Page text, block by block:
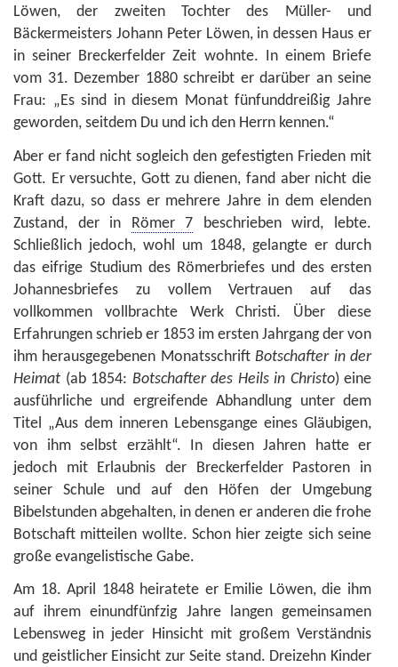
Löwen, der zweiten Tochter des Müller- und
Bäckermeisters Johann Peter Löwen, in dessen Haus er
in seiner Breckerfelder Zeit wohnte. In einem Briefe
vom 31. Dezember 1880 schreibt er darüber an seine
Frau: „Es sind in diesem Monat fünfunddreißig Jahre
geworden, seitdem Du und ich den Herrn kennen.“
Aber er fand nicht sogleich den gefestigten Frieden mit
Gott. Er versuchte, Gott zu dienen, fand aber nicht die
Kraft dazu, so dass er mehrere Jahre in dem elenden
Zustand, der in
Römer 7 beschrieben wird, lebte.
Schließlich jedoch, wohl um 1848, gelangte er durch
das eifrige Studium des Römerbriefes und des ersten
Johannesbriefes zu vollem Vertrauen auf das
vollkommen vollbrachte Werk Christi. Über diese
Erfahrungen schrieb er 1853 im ersten Jahrgang der von
ihm herausgegebenen MonatsschriftBotschafter in der
Heimat (ab 1854: Botschafter des Heils in Christo) eine
ausführliche und ergreifende Abhandlung unter dem
Titel „Aus dem inneren Lebensgange eines Gläubigen,
von ihm selbst erzählt“. In diesen Jahren hatte er
jedoch mit Erlaubnis der Breckerfelder Pastoren in
seiner Schule und auf den Höfen der Umgebung
Bibelstunden abgehalten, in denen er anderen die frohe
Botschaft mitteilen wollte. Schon hier zeigte sich seine
große evangelistische Gabe.
Am 18. April 1848 heiratete er Emilie Löwen, die ihm
auf ihrem einundfünfzig Jahre langen gemeinsamen
Lebensweg in jeder Hinsicht mit großem Verständnis
und geistlicher Einsicht zur Seite stand. Dreizehn Kinder